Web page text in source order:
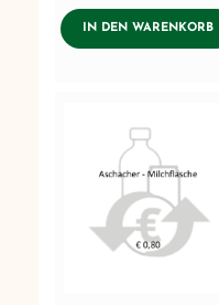
IN DEN WARENKORB